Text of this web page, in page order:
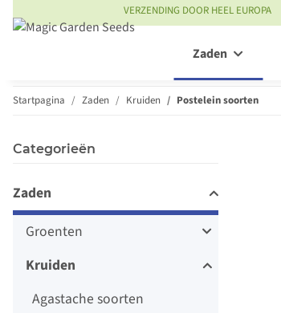
VERZENDING DOOR HEEL EUROPA
Zaden
Startpagina Zaden Kruiden Postelein soorten
Categorieën
Zaden
Groenten
Kruiden
Agastache soorten